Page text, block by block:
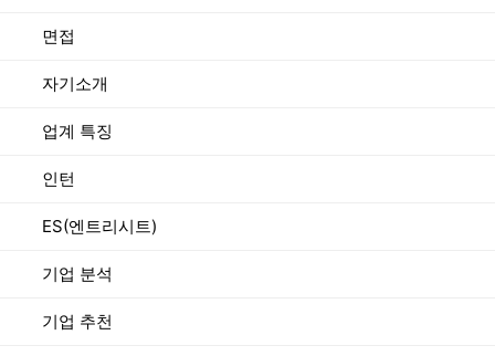
면접
자기소개
업계 특징
인턴
ES(엔트리시트)
기업 분석
기업 추천